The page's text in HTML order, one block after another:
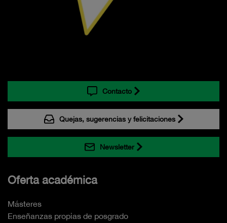
Contacto
Quejas, sugerencias y felicitaciones
Newsletter
Oferta académica
Másteres
Enseñanzas propias de posgrado